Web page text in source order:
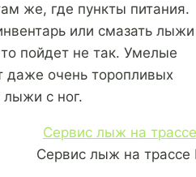
же, где пункты питания.
или смазать лыжи
пойдет не так. Умелые
даже очень торопливых
лыжи с ног.
Сервис лыж на трассе